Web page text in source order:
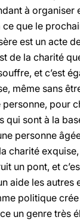
à organiser
que le
est un acte
de la charité
et c’est
même sans
pour
qui sont à la
personne
charité
un pont, et
aide les autres
politique
un genre très